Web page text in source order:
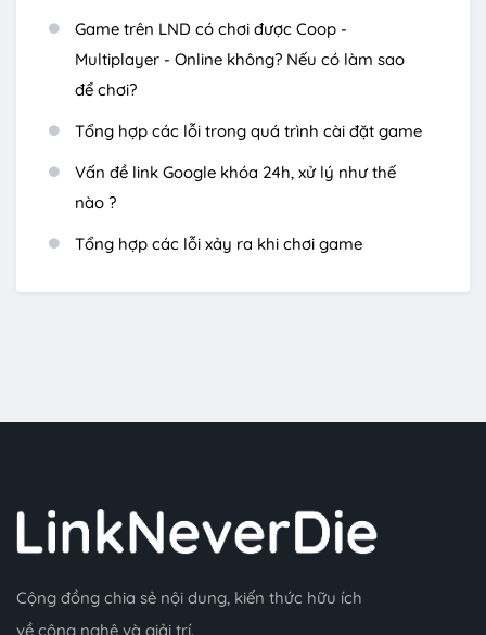
Game trên LND có chơi được Coop -
Multiplayer - Online không? Nếu có làm sao
để chơi?
Tổng hợp các lỗi trong quá trình cài đặt game
Vấn đề link Google khóa 24h, xử lý như thế
nào ?
Tổng hợp các lỗi xảy ra khi chơi game
Cộng đồng chia sẻ nội dung, kiến thức hữu ích
về công nghệ và giải trí.